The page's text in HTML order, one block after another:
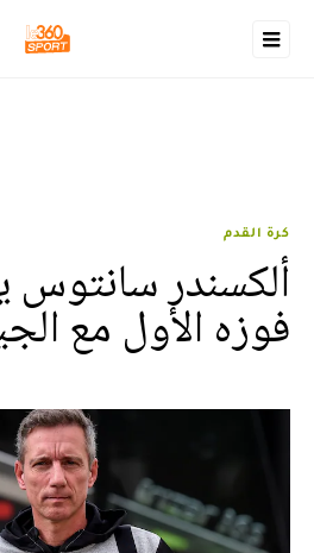
كرة القدم
ألكسندر
فوزه الأول مع